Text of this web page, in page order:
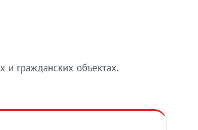
гражданских объектах.